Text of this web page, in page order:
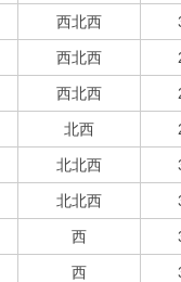
西北西
西北西
西北西
北西
北北西
北北西
西
西